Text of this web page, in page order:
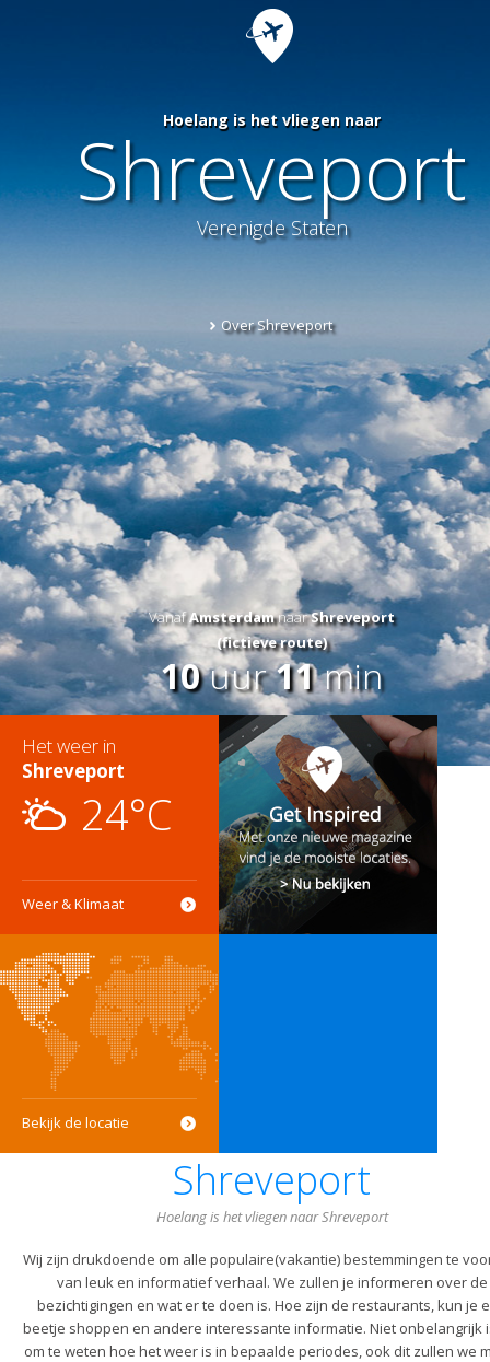
Hoelang is het vliegen naar
Shreveport
Verenigde Staten
Over Shreveport
VanafAmsterdamnaarShreveport
(fictieve route)
10uur11min
Het weer in
Shreveport
24°C
Weer & Klimaat
Bekijk de locatie
Shreveport
Hoelang is het vliegen naar Shreveport
Wij zijn drukdoende om alle populaire(vakantie) bestemmingen te
van leuk en informatief verhaal. We zullen je informeren over de
bezichtigingen en wat er te doen is. Hoe zijn de restaurants, kun je
beetje shoppen en andere interessante informatie. Niet onbelangrijk
om te weten hoe het weer is in bepaalde periodes, ook dit zullen we